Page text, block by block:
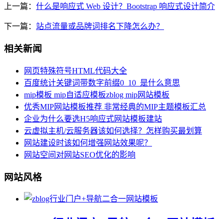
上一篇： 什么是响应式 Web 设计？Bootstrap 响应式设计简介
下一篇： 站点流量或品牌词排名下降怎么办？
相关新闻
网页特殊符号HTML代码大全
百度统计关键词带数字前缀0_10_是什么意思
mip模板 mip自适应模板zblog mip网站模板
优秀MIP网站模板推荐 非常经典的MIP主题模板汇总
企业为什么要选H5响应式网站模板建站
云虚拟主机/云服务器该如何选择？怎样购买最划算
网站建设时该如何增强网站效果呢？
网站空间对网站SEO优化的影响
网站风格